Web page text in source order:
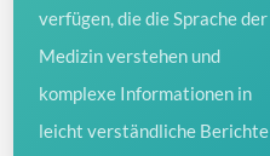
verfügen, die die Sprache der
Medizin verstehen und
komplexe Informationen in
leicht verständliche Berichte